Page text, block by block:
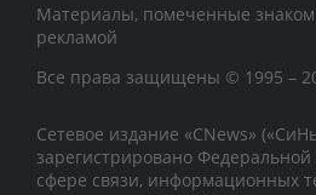
Материалы, помеченные знаком
рекламой
Все права защищены © 1995 –
Сетевое издание «CNews»
зарегистрировано
сфере связи, информационных